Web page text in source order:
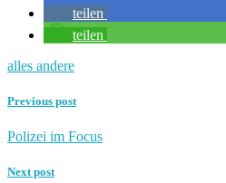
teilen
teilen
alles andere
Previous post
Polizei im Focus
Next post